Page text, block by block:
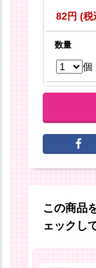
82円 (税
数量
個
この商品
ェックし